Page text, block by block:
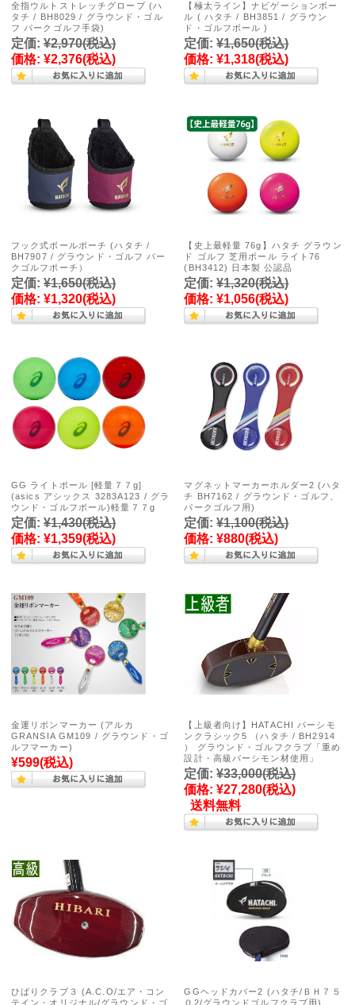
全指ウルトストレッチグローブ (ハ
タチ / BH8029 / グラウンド・ゴル
フ パークゴルフ手袋)
定価: ¥2,970(税込)
価格: ¥2,376(税込)
【極太ライン】ナビゲーションボー
ル ( ハタチ / BH3851 / グラウン
ド・ゴルフボール )
定価: ¥1,650(税込)
価格: ¥1,318(税込)
フック式ボールポーチ (ハタチ /
BH7907 / グラウンド・ゴルフ パー
クゴルフポーチ）
定価: ¥1,650(税込)
価格: ¥1,320(税込)
【史上最軽量 76g】ハタチ グラウン
ド ゴルフ 芝用ボール ライト76
(BH3412) 日本製 公認品
定価: ¥1,320(税込)
価格: ¥1,056(税込)
GG ライトボール [軽量７７g]
(asics アシックス 3283A123 / グラ
ウンド・ゴルフボール)軽量７７g
定価: ¥1,430(税込)
価格: ¥1,359(税込)
マグネットマーカーホルダー2 (ハタ
チ BH7162 / グラウンド・ゴルフ、
パークゴルフ用)
定価: ¥1,100(税込)
価格: ¥880(税込)
金運リボンマーカー (アルカ
GRANSIA GM109 / グラウンド・ゴ
ルフマーカー)
¥599(税込)
【上級者向け】HATACHI パーシモ
ンクラシック5 （ハタチ / BH2914
） グラウンド・ゴルフクラブ「重め
設計・高級パーシモン材使用」
定価: ¥33,000(税込)
価格: ¥27,280(税込)
送料無料
ひばりクラブ３ (A.C.O/エア・コン
テイン・オリジナル/グラウンド・ゴ
GGヘッドカバー2 (ハタチ/ＢＨ７５
０2/グラウンドゴルフクラブ用)